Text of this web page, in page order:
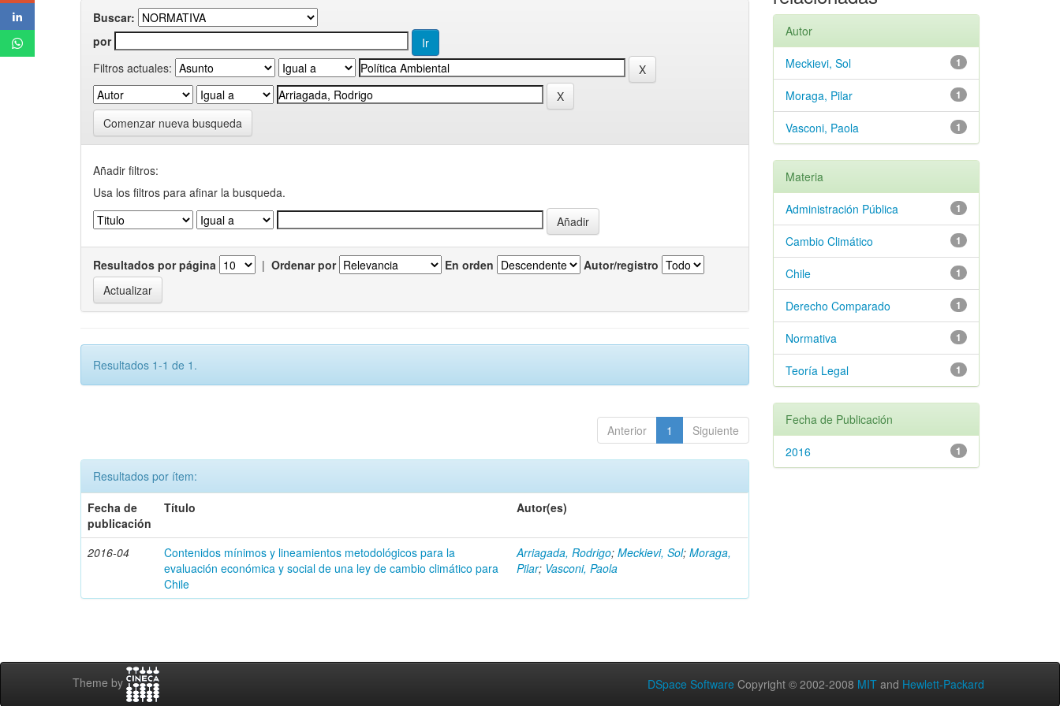
Buscar:
por
Filtros actuales:
Comenzar nueva busqueda
Añadir filtros:
Usa los filtros para afinar la busqueda.
Resultados por página | Ordenar por En orden Autor/registro
Resultados 1-1 de 1.
Anterior 1 Siguiente
Resultados por ítem:
Fecha de
publicación
Título Autor(es)
2016-04
Contenidos mínimos y lineamientos metodológicos para la
evaluación económica y social de una ley de cambio climático para
Chile
Arriagada, Rodrigo; Meckievi, Sol; Moraga,
Pilar; Vasconi, Paola
Autor
1
Meckievi, Sol
1
Moraga, Pilar
1
Vasconi, Paola
Materia
1
Administración Pública
1
Cambio Climático
1
Chile
1
Derecho Comparado
1
Normativa
1
Teoría Legal
Fecha de Publicación
1
2016
Theme by DSpace Software Copyright © 2002-2008 MIT and Hewlett-Packard